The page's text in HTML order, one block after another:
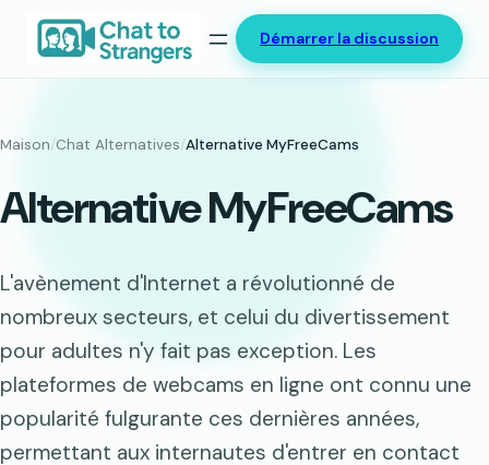
Démarrer la discussion
Maison/Chat Alternatives/Alternative MyFreeCams
Alternative MyFreeCams
L'avènement d'Internet a révolutionné de
nombreux secteurs, et celui du divertissement
pour adultes n'y fait pas exception. Les
plateformes de webcams en ligne ont connu une
popularité fulgurante ces dernières années,
permettant aux internautes d'entrer en contact